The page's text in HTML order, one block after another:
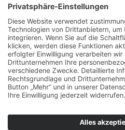
Kleider
Homewear
Jacken & Mäntel
Curvy
Herren
Kids
Burda Fantasy
Accessoires & Deko
NEU im Shop
SALE
Suchen